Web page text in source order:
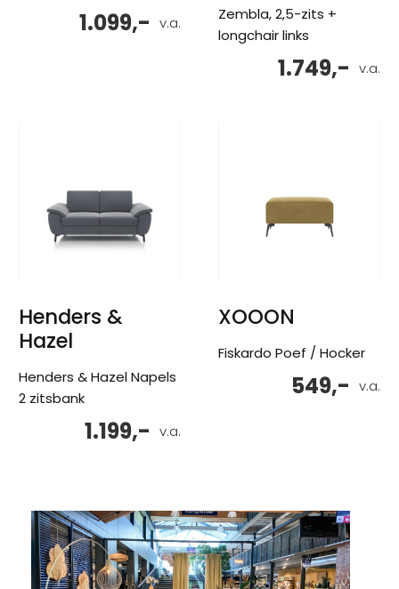
v.a.
1.099,-
Zembla, 2,5-zits +
longchair links
v.a.
1.749,-
Henders &
Hazel
Henders & Hazel Napels
2 zitsbank
v.a.
1.199,-
XOOON
Fiskardo Poef / Hocker
v.a.
549,-